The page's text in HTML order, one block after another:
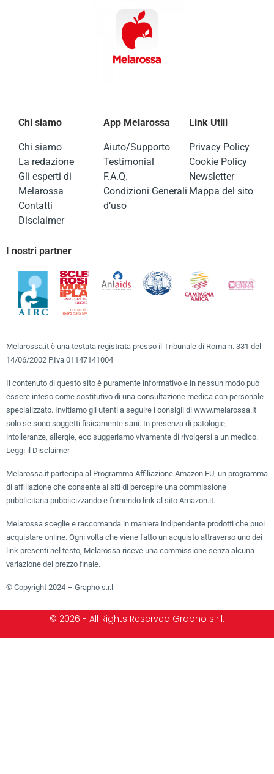
Chi siamo
Chi siamo
La redazione
Gli esperti di
Melarossa
Contatti
Disclaimer
App Melarossa
Aiuto/Supporto
Testimonial
F.A.Q.
Condizioni Generali
d’uso
Link Utili
Privacy Policy
Cookie Policy
Newsletter
Mappa del sito
I nostri partner
Melarossa.it è una testata registrata presso il Tribunale di Roma n. 331 del
14/06/2002 P.Iva 01147141004
Il contenuto di questo sito è puramente informativo e in nessun modo può
essere inteso come sostitutivo di una consultazione medica con personale
specializzato. Invitiamo gli utenti a seguire i consigli di www.melarossa.it
solo se sono soggetti fisicamente sani. In presenza di patologie,
intolleranze, allergie, ecc suggeriamo vivamente di rivolgersi a un medico.
Leggi il Disclaimer
Melarossa.it partecipa al Programma Affiliazione Amazon EU, un programma
di affiliazione che consente ai siti di percepire una commissione
pubblicitaria pubblicizzando e fornendo link al sito Amazon.it.
Melarossa sceglie e raccomanda in maniera indipendente prodotti che puoi
acquistare online. Ogni volta che viene fatto un acquisto attraverso uno dei
link presenti nel testo, Melarossa riceve una commissione senza alcuna
variazione del prezzo finale.
© Copyright 2024 – Grapho s.r.l
© 2026 - All Rights Reserved Grapho s.r.l.